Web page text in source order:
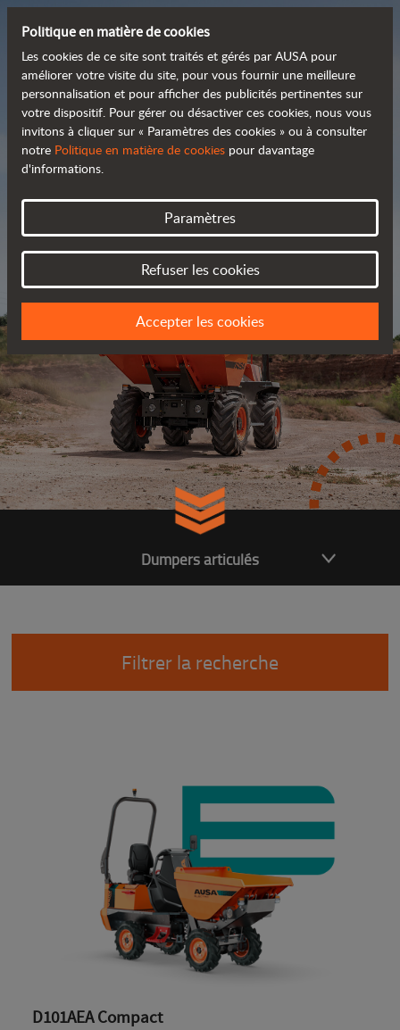
Découvrez notre large
gamme de produits
Catalogue
Dumpers articulés
Filtrer la recherche
D101AEA Compact
Politique en matière de cookies
Les cookies de ce site sont traités et gérés par AUSA pour
améliorer votre visite du site, pour vous fournir une meilleure
personnalisation et pour afficher des publicités pertinentes sur
votre dispositif. Pour gérer ou désactiver ces cookies, nous vous
invitons à cliquer sur « Paramètres des cookies » ou à consulter
notre Politique en matière de cookies pour davantage
d'informations.
Paramètres
Refuser les cookies
Accepter les cookies